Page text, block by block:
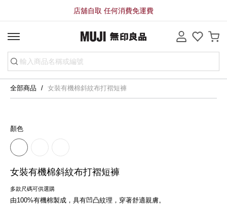
店舖自取 任何消費免運費
全部商品 女裝有機棉斜紋布打褶短褲
顏色
女裝有機棉斜紋布打褶短褲
多款尺碼可供選購
由100%有機棉製成，具有凹凸紋理，穿著舒適親膚。